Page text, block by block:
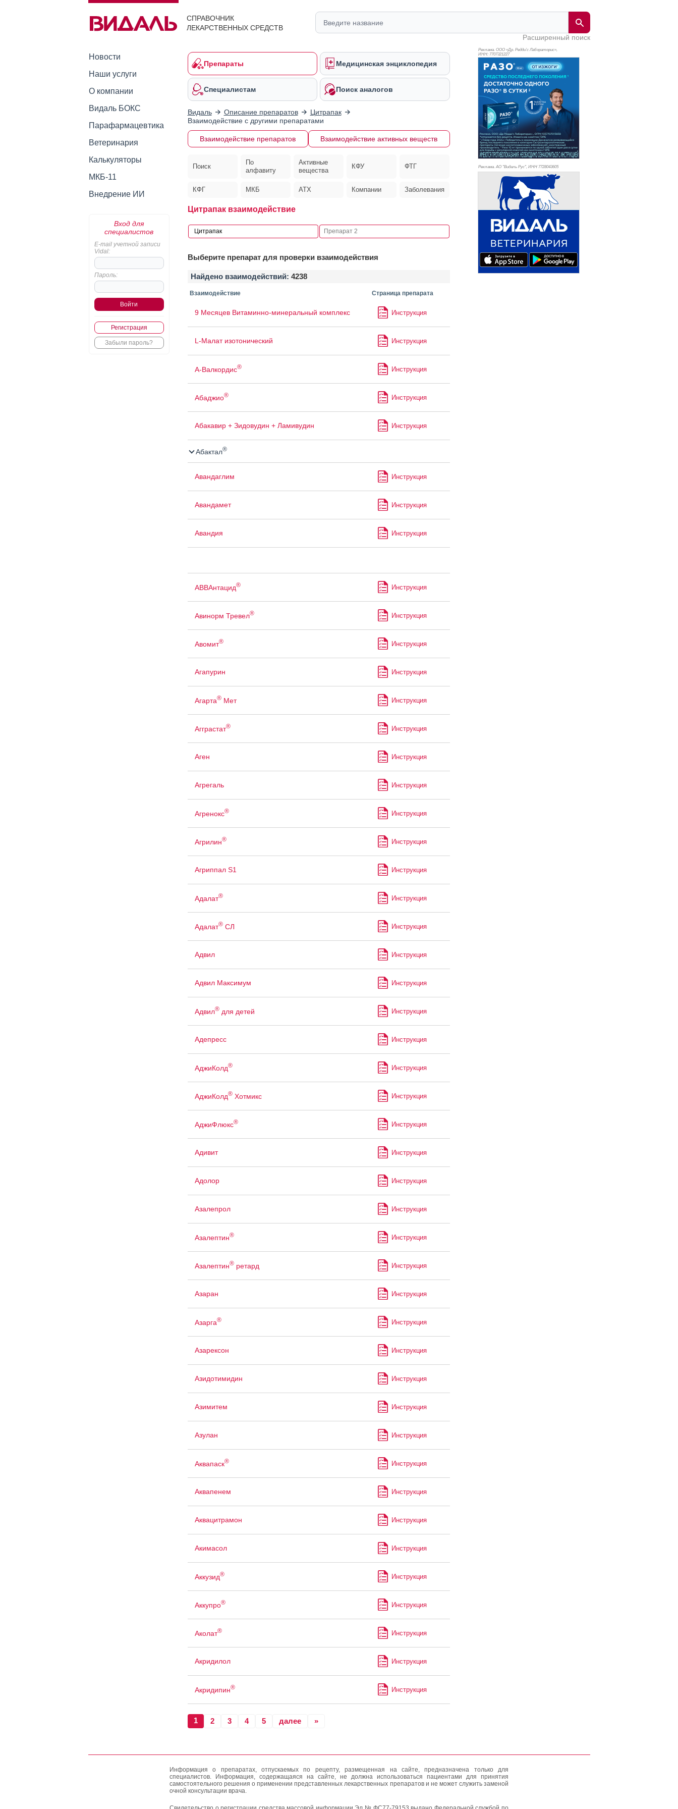
СПРАВОЧНИК
ЛЕКАРСТВЕННЫХ СРЕДСТВ
Расширенный поиск
Новости
Наши услуги
О компании
Видаль БОКС
Парафармацевтика
Ветеринария
Калькуляторы
МКБ-11
Внедрение ИИ
Вход для
специалистов
E-mail учетной записи
Vidal:
Пароль:
Регистрация
Забыли пароль?
Препараты Медицинская энциклопедия
Специалистам Поиск аналогов
Видаль Описание препаратов
Цитрапак
Взаимодействие с другими препаратами
Взаимодействие препаратов Взаимодействие активных веществ
Поиск
По
алфавиту
Активные
вещества
КФУ ФТГ
КФГ МКБ АТХ Компании Заболевания
Цитрапак взаимодействие
Выберите препарат для проверки взаимодействия
Найдено взаимодействий: 4238
Взаимодействие Страница препарата
9 Месяцев Витаминно-минеральный комплекс Инструкция
L-Малат изотонический Инструкция
А-Валкордис® Инструкция
Абаджио® Инструкция
Абакавир + Зидовудин + Ламивудин Инструкция
Абактал®
Авандаглим Инструкция
Авандамет Инструкция
Авандия Инструкция
АВВАнтацид® Инструкция
Авинорм Тревел® Инструкция
Авомит® Инструкция
Агапурин Инструкция
Агарта®Мет Инструкция
Агграстат® Инструкция
Аген Инструкция
Агрегаль Инструкция
Агренокс® Инструкция
Агрилин® Инструкция
Агриппал S1 Инструкция
Адалат® Инструкция
Адалат®СЛ Инструкция
Адвил Инструкция
Адвил Максимум Инструкция
Адвил®для детей Инструкция
Адепресс Инструкция
АджиКолд® Инструкция
АджиКолд®Хотмикс Инструкция
АджиФлюкс® Инструкция
Адивит Инструкция
Адолор Инструкция
Азалепрол Инструкция
Азалептин® Инструкция
Азалептин®ретард Инструкция
Азаран Инструкция
Азарга® Инструкция
Азарексон Инструкция
Азидотимидин Инструкция
Азимитем Инструкция
Азулан Инструкция
Аквапаск® Инструкция
Аквапенем Инструкция
Аквацитрамон Инструкция
Акимасол Инструкция
Аккузид® Инструкция
Аккупро® Инструкция
Аколат® Инструкция
Акридилол Инструкция
Акридипин® Инструкция
1 2 3 4 5 далее »
Реклама. ООО «Др. Редди’с Лабораторис»,
ИНН: 7707321227
Реклама. АО "Видаль Рус", ИНН 7728043605
Информация о препаратах, отпускаемых по рецепту, размещенная на сайте, предназначена только для
специалистов. Информация, содержащаяся на сайте, не должна использоваться пациентами для принятия
самостоятельного решения о применении представленных лекарственных препаратов и не может служить заменой
очной консультации врача.